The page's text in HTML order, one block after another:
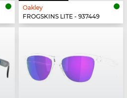
Oakley
FROGSKINS LITE - 937449